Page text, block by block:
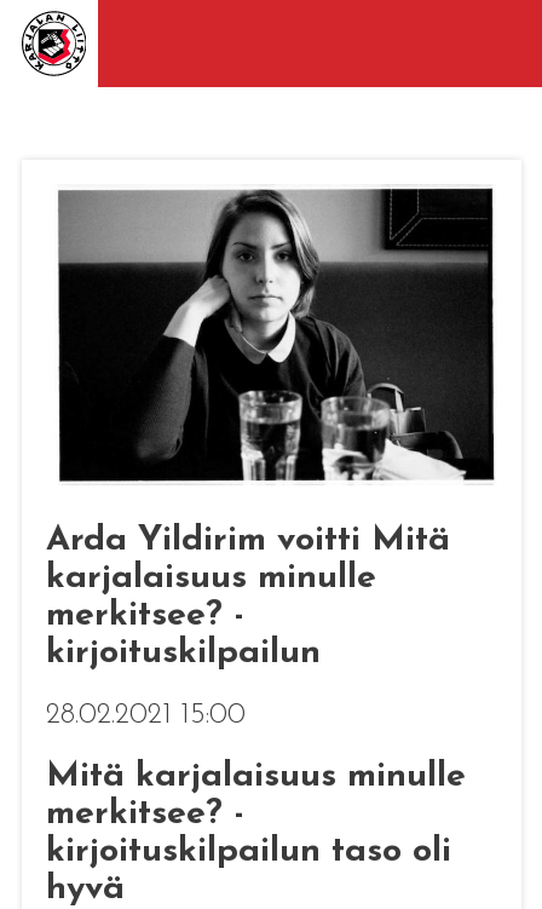
Arda Yildirim voitti Mitä
karjalaisuus minulle
merkitsee? -
kirjoituskilpailun
28.02.2021 15:00
Mitä karjalaisuus minulle
merkitsee? -
kirjoituskilpailun taso oli
hyvä